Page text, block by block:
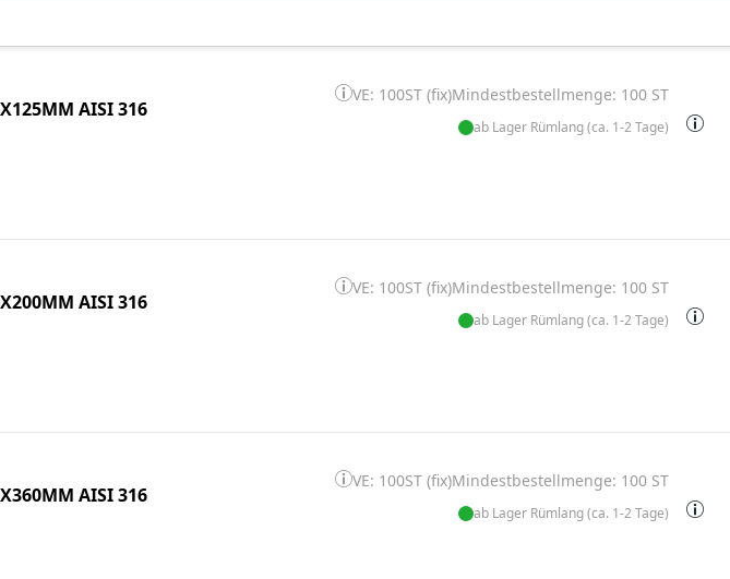
AISI 316
VE: 100ST (fix)Mindestbestellmenge: 100 ST
ab Lager Rümlang (ca. 1-2 Tage)
AISI 316
VE: 100ST (fix)Mindestbestellmenge: 100 ST
ab Lager Rümlang (ca. 1-2 Tage)
AISI 316
VE: 100ST (fix)Mindestbestellmenge: 100 ST
ab Lager Rümlang (ca. 1-2 Tage)